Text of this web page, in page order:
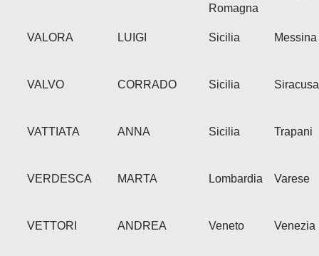
Romagna
VALORA LUIGI Sicilia Messina
VALVO CORRADO Sicilia Siracusa
VATTIATA ANNA Sicilia Trapani
VERDESCA MARTA Lombardia Varese
VETTORI ANDREA Veneto Venezia